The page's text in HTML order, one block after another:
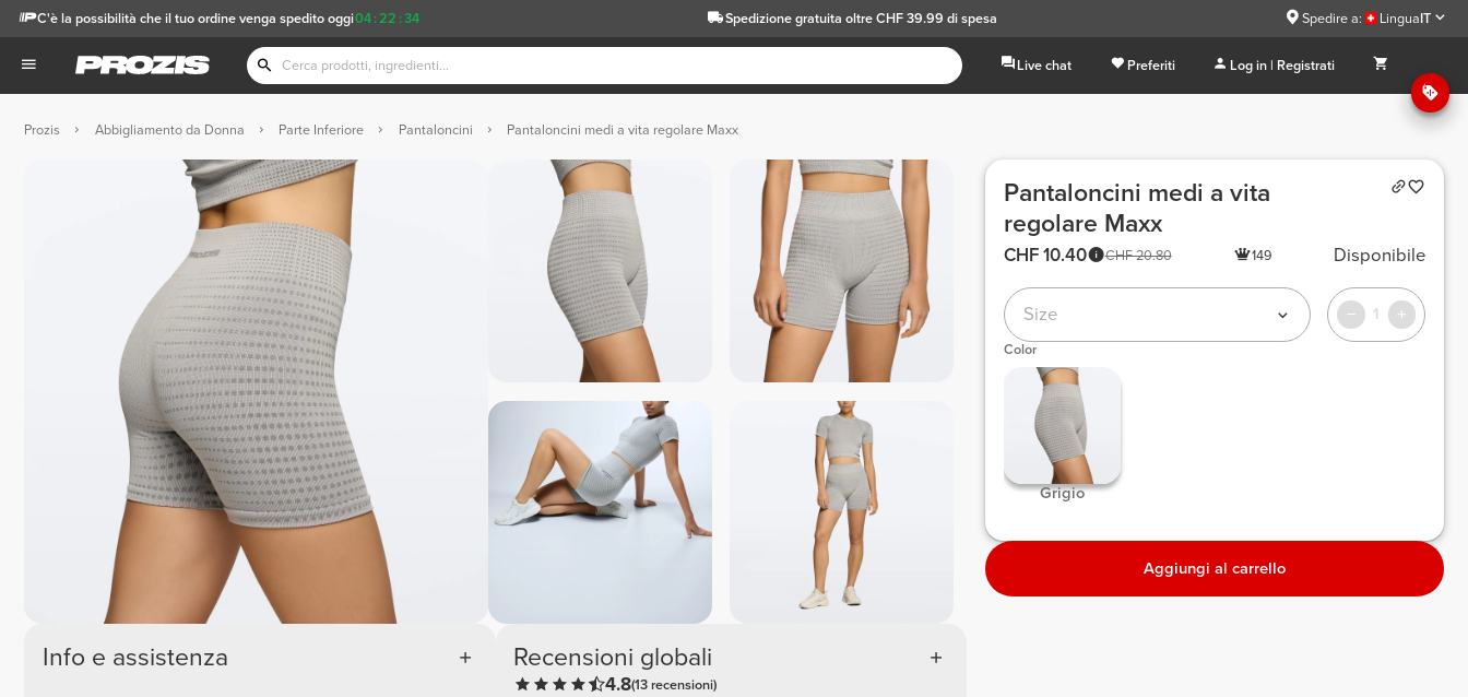
04 :22 :33
C'è la possibilità che il tuo ordine venga spedito oggi Spedizione gratuita oltre CHF 39.99 di spesa Spedire a: LinguaIT
Live chat Preferiti Log in | Registrati
Prozis Abbigliamento da Donna Parte Inferiore Pantaloncini Pantaloncini medi a vita regolare Maxx
Info e assistenza Recensioni globali
4.8(13 recensioni)
Pantaloncini medi a vita
regolare Maxx
CHF 20.80
CHF 10.40 149 Disponibile
Size 1
Color
Grigio
Aggiungi al carrello